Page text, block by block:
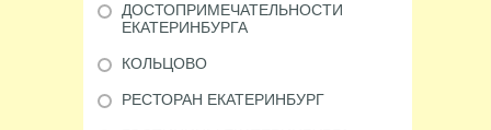
ДОСТОПРИМЕЧАТЕЛЬНОСТИ
ЕКАТЕРИНБУРГА
КОЛЬЦОВО
РЕСТОРАН ЕКАТЕРИНБУРГ